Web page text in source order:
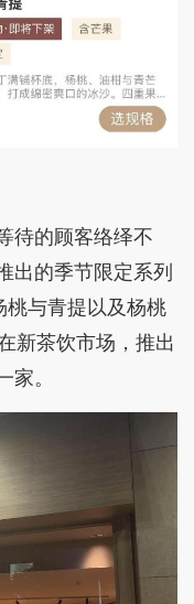
待的顾客络绎不
出的季节限定系列
与青提以及杨桃
新茶饮市场，推出
。